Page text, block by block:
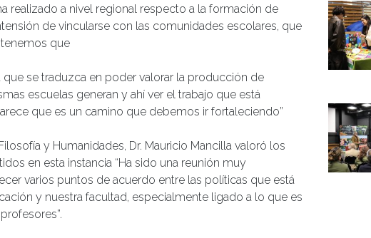
realizado a nivel regional respecto a la formación de
de vincularse con las comunidades escolares, que
que
se traduzca en poder valorar la producción de
escuelas generan y ahí ver el trabajo que está
que es un camino que debemos ir fortaleciendo”
y Humanidades, Dr. Mauricio Mancilla valoró los
en esta instancia “Ha sido una reunión muy
varios puntos de acuerdo entre las políticas que está
y nuestra facultad, especialmente ligado a lo que es